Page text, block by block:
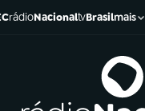
rádioNacionaltvBrasilmais